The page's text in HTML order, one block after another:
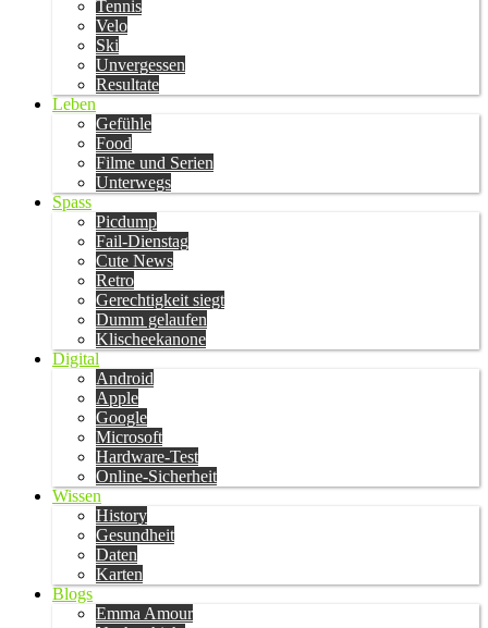
Tennis
Velo
Ski
Unvergessen
Resultate
Leben
Gefühle
Food
Filme und Serien
Unterwegs
Spass
Picdump
Fail-Dienstag
Cute News
Retro
Gerechtigkeit siegt
Dumm gelaufen
Klischeekanone
Digital
Android
Apple
Google
Microsoft
Hardware-Test
Online-Sicherheit
Wissen
History
Gesundheit
Daten
Karten
Blogs
Emma Amour